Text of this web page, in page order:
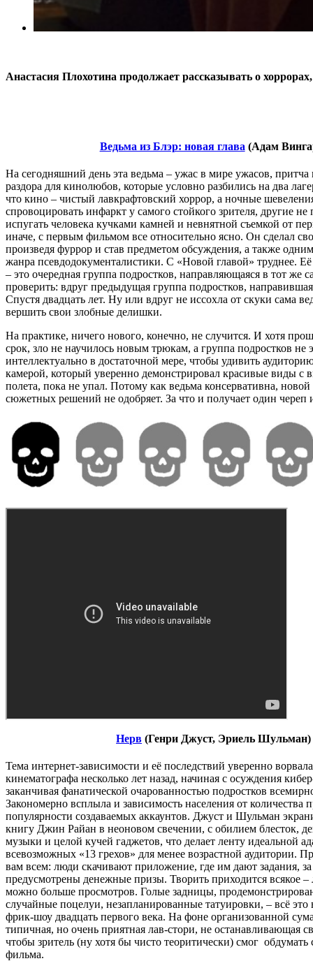
Анастасия Плохотина продолжает рассказывать о
Ведьма из Блэр: новая глава (Адам
На сегодняшний день эта ведьма – ужас в мире ужасов, притча
раздора для кинолюбов, которые условно разбились на два
что кино – чистый лавкрафтовский хоррор, а ночные
спровоцировать инфаркт у самого стойкого зрителя, другие
испугать человека кучками камней и невнятной съемкой от
иначе, с первым фильмом все относительно ясно. Он сделал
произведя фуррор и став предметом обсуждения, а также
жанра псевдодокументалистики. С «Новой главой» труднее.
– это очередная группа подростков, направляющаяся в тот же
проверить: вдруг предыдущая группа подростков,
Спустя двадцать лет. Ну или вдруг не иссохла от скуки сама
вершить свои злобные делишки.
На практике, ничего нового, конечно, не случится. И хотя
срок, зло не научилось новым трюкам, а группа подростков не
интеллектуально в достаточной мере, чтобы удивить
камерой, который уверенно демонстрировал красивые виды с
полета, пока не упал. Потому как ведьма консервативна,
сюжетных решений не одобряет. За что и получает один череп
Нерв (Генри Джуст, Эриель Шульман)
Тема интернет-зависимости и её последствий уверенно
кинематографа несколько лет назад, начиная с осуждения
заканчивая фанатической очарованностью подростков
Закономерно всплыла и зависимость населения от количества
популярности создаваемых аккаунтов. Джуст и Шульман
книгу Джин Райан в неоновом свечении, с обилием блесток,
музыки и целой кучей гаджетов, что делает ленту идеальной
всевозможных «13 грехов» для менее возрастной аудитории.
вам всем: люди скачивают приложение, где им дают задания,
предусмотрены денежные призы. Творить приходится всякое
можно больше просмотров. Голые задницы,
случайные поцелуи, незапланированные татуировки, – всё
фрик-шоу двадцать первого века. На фоне организованной
типичная, но очень приятная лав-стори, не останавливающая
чтобы зритель (ну хотя бы чисто теоритически) смог
фильма.